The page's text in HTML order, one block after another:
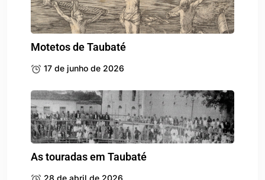
Motetos de Taubaté
17 de junho de 2026
As touradas em Taubaté
28 de abril de 2026